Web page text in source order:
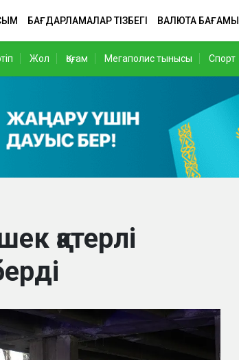
БАҒДАРЛАМАЛАР ТІЗБЕГІ ВАЛЮТА БАҒАМЫ
Жол Қоғам Мегаполис тынысы Спорт
қатерлі